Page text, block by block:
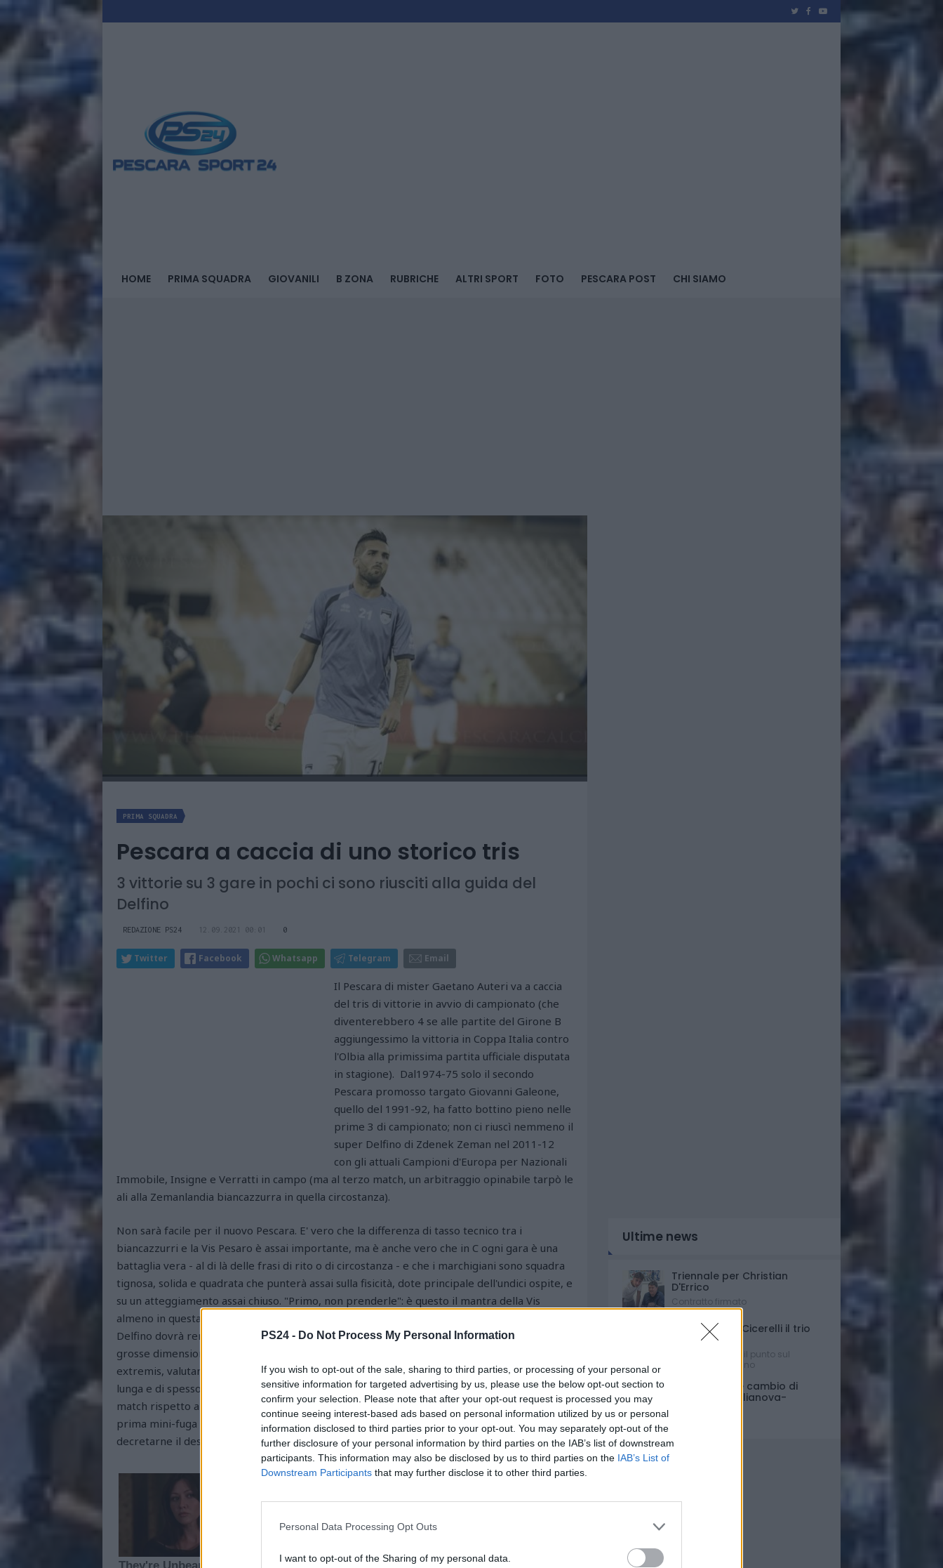
PS24 - Do Not Process My Personal Information
If you wish to opt-out of the sale, sharing to third parties, or processing of your personal or
sensitive information for targeted advertising by us, please use the below opt-out section to
confirm your selection. Please note that after your opt-out request is processed you may
continue seeing interest-based ads based on personal information utilized by us or personal
information disclosed to third parties prior to your opt-out. You may separately opt-out of the
further disclosure of your personal information by third parties on the IAB’s list of downstream
participants. This information may also be disclosed by us to third parties on the IAB’s List of
Downstream Participants that may further disclose it to other third parties.
Personal Data Processing Opt Outs
I want to opt-out of the Sharing of my personal data.
HOME PRIMA SQUADRA GIOVANILI B ZONA RUBRICHE ALTRI SPORT FOTO PESCARA POST CHI SIAMO
PRIMA SQUADRA
Pescara a caccia di uno storico tris
3 vittorie su 3 gare in pochi ci sono riusciti alla guida del
Delfino
REDAZIONE PS24 12.09.2021 00:01 0
Twitter Facebook Whatsapp Telegram Email
Il Pescara di mister Gaetano Auteri va a caccia
del tris di vittorie in avvio di campionato (che
diventerebbero 4 se alle partite del Girone B
aggiungessimo la vittoria in Coppa Italia contro
l'Olbia alla primissima partita ufficiale disputata
in stagione). Dal1974-75 solo il secondo
Pescara promosso targato Giovanni Galeone,
quello del 1991-92, ha fatto bottino pieno nelle
prime 3 di campionato; non ci riuscì nemmeno il
super Delfino di Zdenek Zeman nel 2011-12
con gli attuali Campioni d'Europa per Nazionali
Immobile, Insigne e Verratti in campo (ma al terzo match, un arbitraggio opinabile tarpò le
ali alla Zemanlandia biancazzurra in quella circostanza).
Non sarà facile per il nuovo Pescara. E' vero che la differenza di tasso tecnico tra i
biancazzurri e la Vis Pesaro è assai importante, ma è anche vero che in C ogni gara è una
battaglia vera - al di là delle frasi di rito o di circostanza - e che i marchigiani sono squadra
tignosa, solida e quadrata che punterà assai sulla fisicità, dote principale dell'undici ospite, e
su un atteggiamento assai chiuso. "Primo, non prenderle": è questo il mantra della Vis
almeno in questa circostanza. Squadra arroccata e pronta a sprigionare il contropiede: il
Delfino dovrà rendere non sterile, ma assai concreto, il possesso palla che si prevede di
grosse dimensioni a suo favore. Auteri ha qualche dubbio di formazione che scioglierà in
extremis, valutando anche l'incidenza che possono avere i 5 cambi sul match. Una panchina
lunga e di spessore come quella biancazzurra può fare la differenza, soprattutto in questi
match rispetto alle sfide d'alta quota. Vincere per fare filotto e provare a orchestrare la
prima mini-fuga del torneo: l'obiettivo di casa Pescara è chiaro, sarà il campo poi a
decretarne il destino…
Ultime news
Triennale per Christian
D'Errico
Contratto firmato
Russo-Parigi-Cicerelli il trio
per Buscè?
Ipotesi e rumors: il punto sul
mercato del Delfino
Porte chiuse e cambio di
orario per Giulianova-